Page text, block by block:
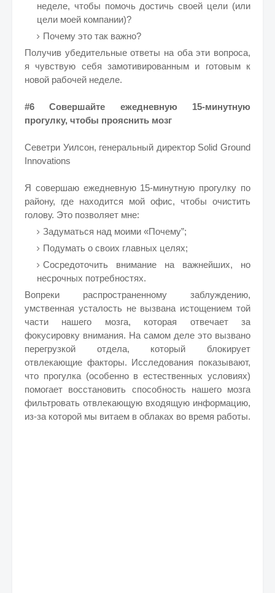
неделе, чтобы помочь достичь своей цели (или
цели моей компании)?
Почему это так важно?
Получив убедительные ответы на оба эти вопроса,
я чувствую себя замотивированным и готовым к
новой рабочей неделе.
#6 Совершайте ежедневную 15-минутную
прогулку, чтобы прояснить мозг
Севетри Уилсон, генеральный директор Solid Ground
Innovations
Я совершаю ежедневную 15-минутную прогулку по
району, где находится мой офис, чтобы очистить
голову. Это позволяет мне:
Задуматься над моими «Почему”;
Подумать о своих главных целях;
Сосредоточить внимание на важнейших, но
несрочных потребностях.
Вопреки распространенному заблуждению,
умственная усталость не вызвана истощением той
части нашего мозга, которая отвечает за
фокусировку внимания. На самом деле это вызвано
перегрузкой отдела, который блокирует
отвлекающие факторы. Исследования показывают,
что прогулка (особенно в естественных условиях)
помогает восстановить способность нашего мозга
фильтровать отвлекающую входящую информацию,
из-за которой мы витаем в облаках во время работы.